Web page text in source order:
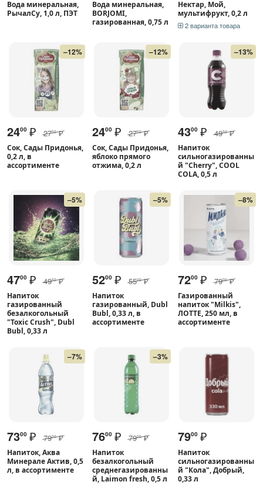
Вода минеральная,
РычалСу, 1,0 л, ПЭТ
Вода минеральная,
BORJOMI,
газированная, 0,75 л
Нектар, Мой,
мультифрукт, 0,2 л
2 варианта товара
–12%
2400 ₽ 2750 ₽
Сок, Сады Придонья,
0,2 л, в
ассортименте
–12%
2400 ₽ 2750 ₽
Сок, Сады Придонья,
яблоко прямого
отжима, 0,2 л
–13%
4300 ₽ 4950 ₽
Напиток
сильногазированны
й "Cherry", COOL
COLA, 0,5 л
–5%
4700 ₽ 4950 ₽
Напиток
газированный
безалкогольный
"Toxic Crush", Dubl
Bubl, 0,33 л
–5%
5200 ₽ 5500 ₽
Напиток
газированный, Dubl
Bubl, 0,33 л, в
ассортименте
–8%
7200 ₽ 7900 ₽
Газированный
напиток "Milkis",
ЛОТТЕ, 250 мл, в
ассортименте
–7%
7300 ₽ 7900 ₽
Напиток, Аква
Минерале Актив, 0,5
л, в ассортименте
–3%
7600 ₽ 7900 ₽
Напиток
безалкогольный
среднегазированны
й, Laimon fresh, 0,5 л
7900 ₽
Напиток
сильногазированны
й "Кола", Добрый,
0,33 л